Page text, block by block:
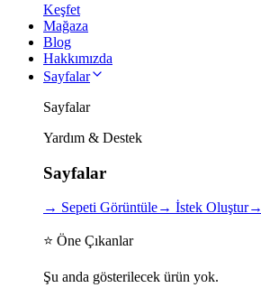
Keşfet
Mağaza
Blog
Hakkımızda
Sayfalar
Sayfalar
Yardım & Destek
Sayfalar
→ Sepeti Görüntüle→ İstek Oluştur→
⭐ Öne Çıkanlar
Şu anda gösterilecek ürün yok.